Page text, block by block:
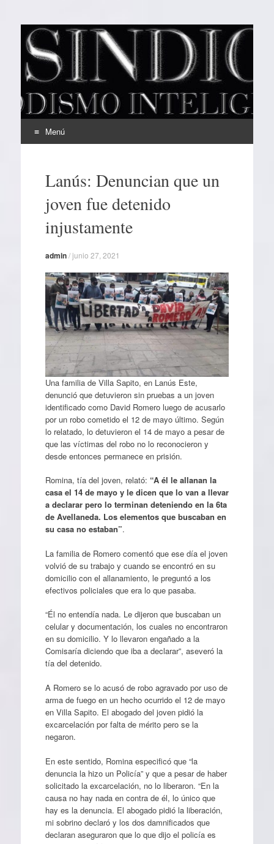
EL SINDICAL
Periodismo Inteligente
Menú
contenidoLanús: Denuncian que un
joven fue detenido
injustamente
admin/junio 27, 2021
Una familia de Villa Sapito, en Lanús Este,
denunció que detuvieron sin pruebas a un joven
identificado como David Romero luego de acusarlo
por un robo cometido el 12 de mayo último. Según
lo relatado, lo detuvieron el 14 de mayo a pesar de
que las víctimas del robo no lo reconocieron y
desde entonces permanece en prisión.
Romina, tía del joven, relató: “A él le allanan la
casa el 14 de mayo y le dicen que lo van a llevar
a declarar pero lo terminan deteniendo en la 6ta
de Avellaneda. Los elementos que buscaban en
su casa no estaban”.
La familia de Romero comentó que ese día el joven
volvió de su trabajo y cuando se encontró en su
domicilio con el allanamiento, le preguntó a los
efectivos policiales que era lo que pasaba.
“Él no entendía nada. Le dijeron que buscaban un
celular y documentación, los cuales no encontraron
en su domicilio. Y lo llevaron engañado a la
Comisaría diciendo que iba a declarar”, aseveró la
tía del detenido.
A Romero se lo acusó de robo agravado por uso de
arma de fuego en un hecho ocurrido el 12 de mayo
en Villa Sapito. El abogado del joven pidió la
excarcelación por falta de mérito pero se la
negaron.
En este sentido, Romina especificó que “la
denuncia la hizo un Policía” y que a pesar de haber
solicitado la excarcelación, no lo liberaron. “En la
causa no hay nada en contra de él, lo único que
hay es la denuncia. El abogado pidió la liberación,
mi sobrino declaró y los dos damnificados que
declaran aseguraron que lo que dijo el policía es